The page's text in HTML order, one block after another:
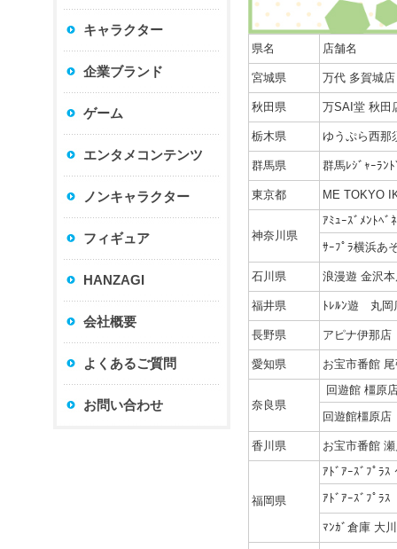
キャラクター
企業ブランド
ゲーム
エンタメコンテンツ
ノンキャラクター
フィギュア
HANZAGI
会社概要
よくあるご質問
お問い合わせ
県名 店舗名
宮城県 万代 多賀城店
秋田県 万SAI堂 秋田
栃木県 ゆうぷら西那
群馬県 群馬ﾚｼﾞｬｰﾗﾝ
東京都 ME TOKYO
神奈川県
ｱﾐｭｰｽﾞﾒﾝﾄﾍﾞ
ｻｰﾌﾟﾗ横浜あ
石川県 浪漫遊 金沢
福井県 ﾄﾚﾙﾝ遊 丸岡
長野県 アピナ伊那店
愛知県 お宝市番館
奈良県
回遊館 橿原
回遊館橿原店
香川県 お宝市番館
福岡県
ｱﾄﾞｱｰｽﾞﾌﾟﾗｽ
ｱﾄﾞｱｰｽﾞﾌﾟﾗ
ﾏﾝｶﾞ倉庫 大